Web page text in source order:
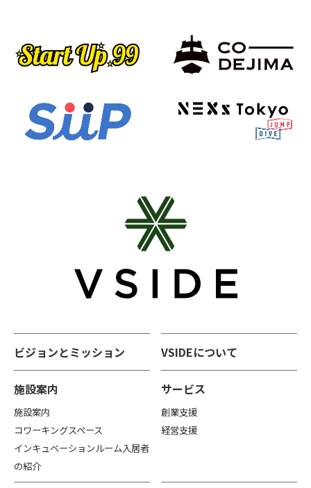
ビジョンとミッション VSIDEについて
施設案内
施設案内
コワーキングスペース
インキュベーションルーム入居者
の紹介
サービス
創業支援
経営支援